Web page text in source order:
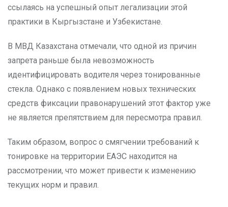
ссылаясь на успешный опыт легализации этой
практики в Кыргызстане и Узбекистане.
В МВД Казахстана отмечали, что одной из причин
запрета раньше была невозможность
идентифицировать водителя через тонированные
стекла. Однако с появлением новых технических
средств фиксации правонарушений этот фактор уже
не является препятствием для пересмотра правил.
Таким образом, вопрос о смягчении требований к
тонировке на территории ЕАЭС находится на
рассмотрении, что может привести к изменению
текущих норм и правил.